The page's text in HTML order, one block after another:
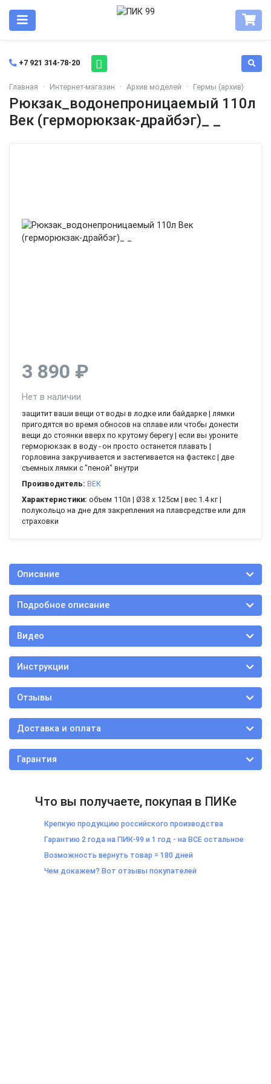
+7 921 314-78-20
Главная Интернет-магазин Архив моделей Гермы (архив)
Рюкзак_водонепроницаемый 110л
Век (герморюкзак-драйбэг)_ _
3 890 ₽
Нет в наличии
защитит ваши вещи от воды в лодке или байдарке | лямки
пригодятся во время обносов на сплаве или чтобы донести
вещи до стоянки вверх по крутому берегу | если вы уроните
герморюкзак в воду - он просто останется плавать |
горловина закручивается и застегивается на фастекс | две
съемных лямки с "пеной" внутри
Производитель: ВЕК
Характеристики: объем 110л | Ø38 х 125см | вес 1.4 кг |
полукольцо на дне для закрепления на плавсредстве или для
страховки
Описание
Подробное описание
Видео
Инструкции
Отзывы
Доставка и оплата
Гарантия
Что вы получаете, покупая в ПИКе
Крепкую продукцию российского производства
Гарантию 2 года на ПИК-99 и 1 год - на ВСЕ остальное
Возможность вернуть товар = 180 дней
Чем докажем? Вот отзывы покупателей